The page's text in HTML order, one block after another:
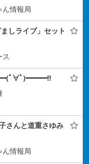
ん情報局
しライブ」セット
ス
ﾟ∀ﾟ)━━━!!
さんと道重さゆみ
ん情報局